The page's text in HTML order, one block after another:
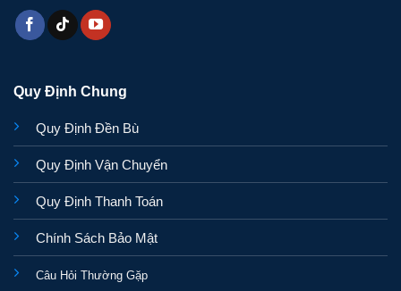
Quy Định Chung
Quy Định Đền Bù
Quy Định Vận Chuyển
Quy Định Thanh Toán
Chính Sách Bảo Mật
Câu Hỏi Thường Gặp